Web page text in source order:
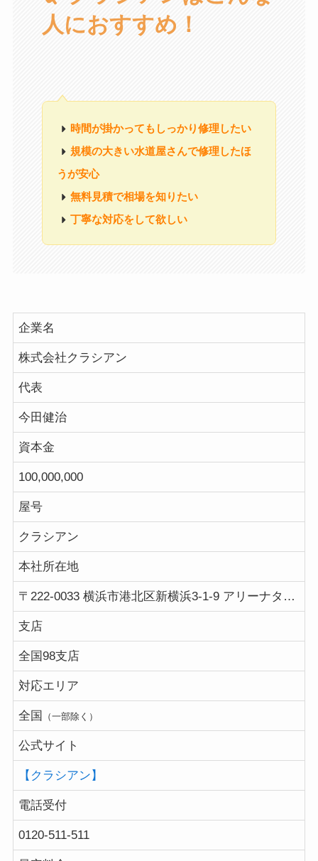
人におすすめ！
時間が掛かってもしっかり修理したい
規模の大きい水道屋さんで修理したほ
うが安心
無料見積で相場を知りたい
丁寧な対応をして欲しい
企業名
株式会社クラシアン
代表
今田健治
資本金
100,000,000
屋号
クラシアン
本社所在地
〒222-0033 横浜市港北区新横浜3-1-9 アリーナタワー13階
支店
全国98支店
対応エリア
全国 （一部除く）
公式サイト
【クラシアン】
電話受付
0120-511-511